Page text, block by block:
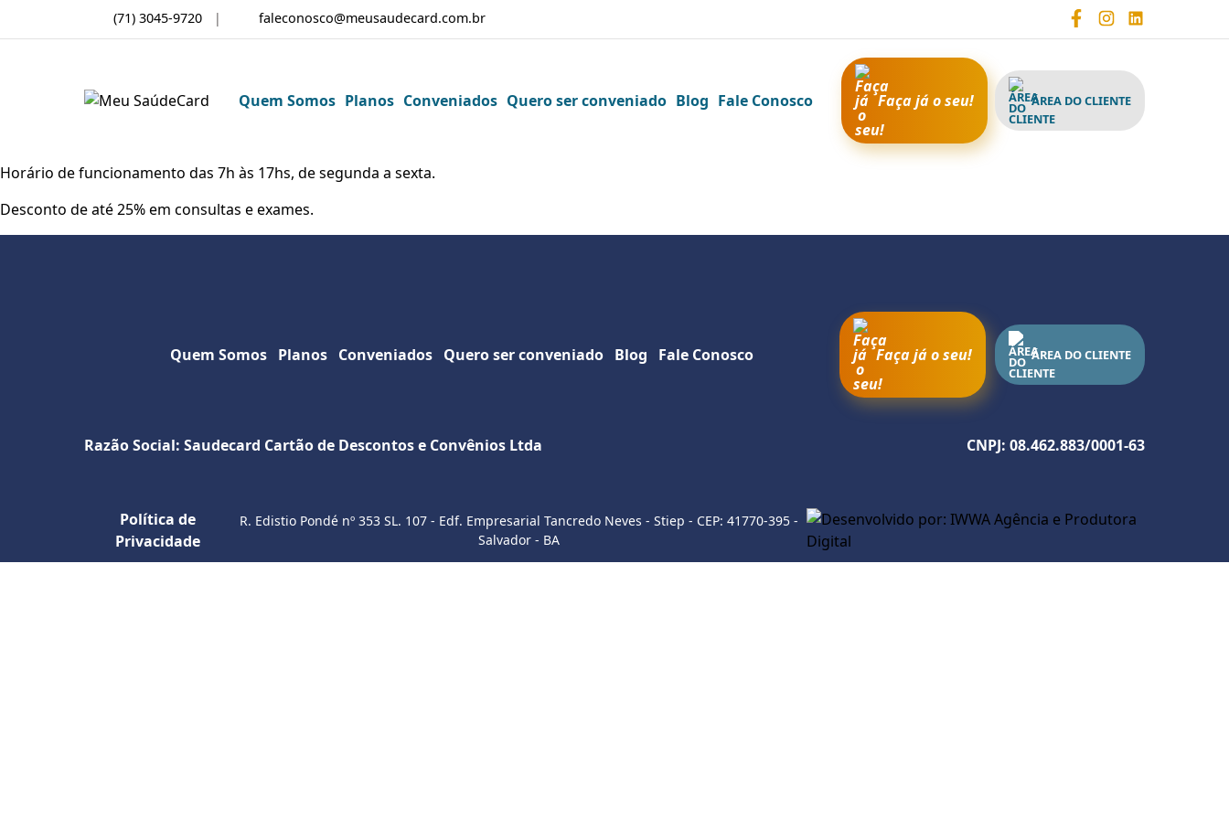
(71) 3045-9720 faleconosco@meusaudecard.com.br
Quem Somos Planos Conveniados Quero ser conveniado Blog Fale Conosco Faça já o seu! ÁREA DO CLIENTE
Sobre a empresa
Como utilizar
Horário de funcionamento das 7h às 17hs, de segunda a sexta.
Desconto de até 25% em consultas e exames.
Quem Somos Planos Conveniados Quero ser conveniado Blog Fale Conosco Faça já o seu! ÁREA DO CLIENTE
Razão Social: Saudecard Cartão de Descontos e Convênios Ltda CNPJ: 08.462.883/0001-63
Política de
Privacidade
R. Edistio Pondé nº 353 SL. 107 - Edf. Empresarial Tancredo Neves - Stiep - CEP: 41770-395 -
Salvador - BA